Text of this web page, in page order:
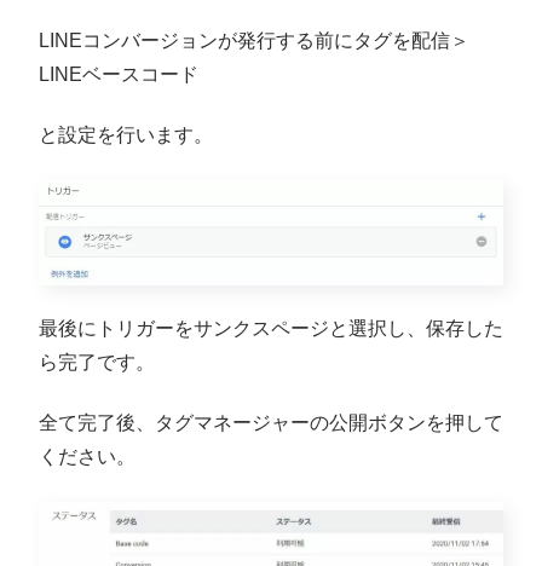
LINEコンバージョンが発行する前にタグを配信＞
LINEベースコード
と設定を行います。
最後にトリガーをサンクスページと選択し、保存した
ら完了です。
全て完了後、タグマネージャーの公開ボタンを押して
ください。